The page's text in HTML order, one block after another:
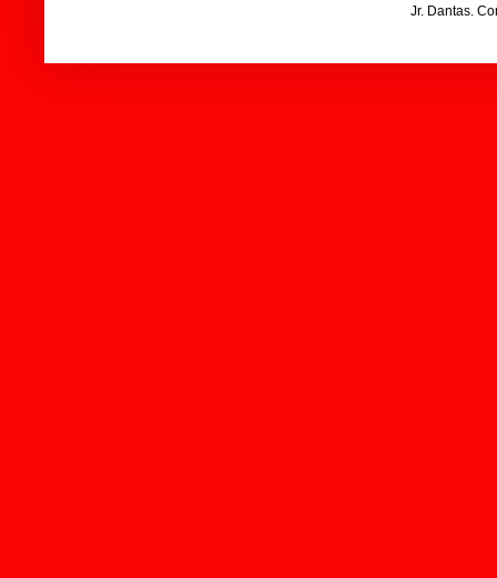
Jr. Dantas.